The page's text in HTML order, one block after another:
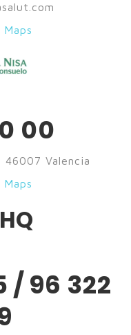
00
46007 Valencia
/ 96 322